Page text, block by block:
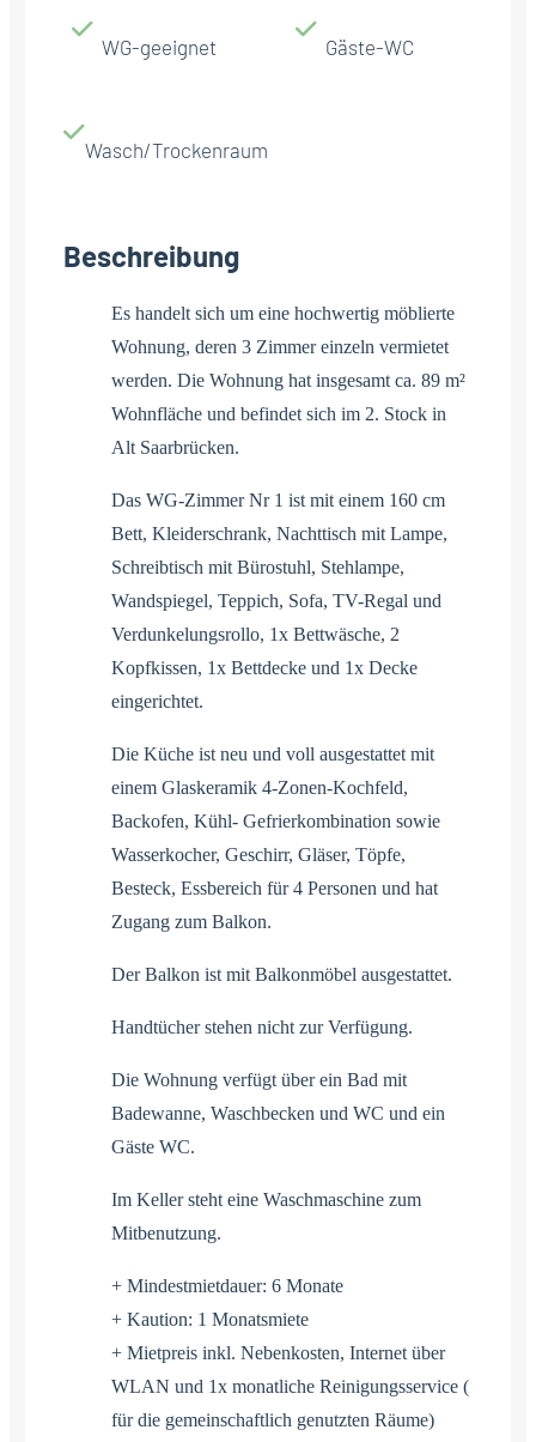
WG-geeignet Gäste-WC
Wasch/Trockenraum
Beschreibung
Es handelt sich um eine hochwertig möblierte
Wohnung, deren 3 Zimmer einzeln vermietet
werden. Die Wohnung hat insgesamt ca. 89 m²
Wohnfläche und befindet sich im 2. Stock in
Alt Saarbrücken.
Das WG-Zimmer Nr 1 ist mit einem 160 cm
Bett, Kleiderschrank, Nachttisch mit Lampe,
Schreibtisch mit Bürostuhl, Stehlampe,
Wandspiegel, Teppich, Sofa, TV-Regal und
Verdunkelungsrollo, 1x Bettwäsche, 2
Kopfkissen, 1x Bettdecke und 1x Decke
eingerichtet.
Die Küche ist neu und voll ausgestattet mit
einem Glaskeramik 4-Zonen-Kochfeld,
Backofen, Kühl- Gefrierkombination sowie
Wasserkocher, Geschirr, Gläser, Töpfe,
Besteck, Essbereich für 4 Personen und hat
Zugang zum Balkon.
Der Balkon ist mit Balkonmöbel ausgestattet.
Handtücher stehen nicht zur Verfügung.
Die Wohnung verfügt über ein Bad mit
Badewanne, Waschbecken und WC und ein
Gäste WC.
Im Keller steht eine Waschmaschine zum
Mitbenutzung.
+ Mindestmietdauer: 6 Monate
+ Kaution: 1 Monatsmiete
+ Mietpreis inkl. Nebenkosten, Internet über
WLAN und 1x monatliche Reinigungsservice (
für die gemeinschaftlich genutzten Räume)